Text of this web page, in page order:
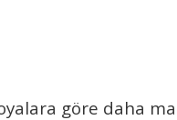
göre daha